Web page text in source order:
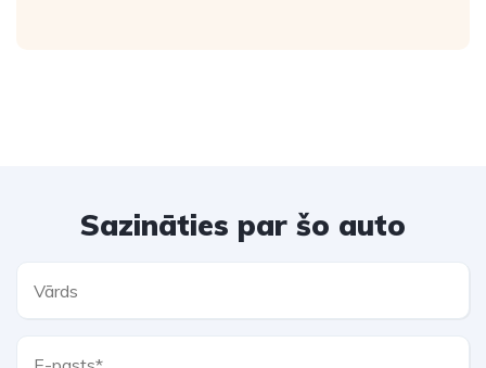
Sazināties par šo auto